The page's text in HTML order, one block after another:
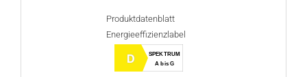
Produktdatenblatt
Energieeffizienzlabel
D
SPEKTRUM
A bis G